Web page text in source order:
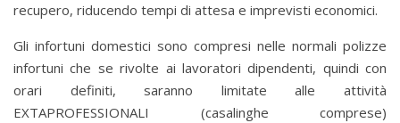
recupero, riducendo tempi di attesa e imprevisti economici.
Gli infortuni domestici sono compresi nelle normali polizze
infortuni che se rivolte ai lavoratori dipendenti, quindi con
orari definiti, saranno limitate alle attività
EXTAPROFESSIONALI (casalinghe comprese)